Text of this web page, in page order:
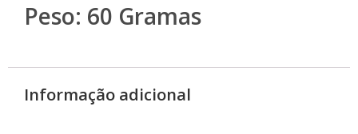
Peso: 60 Gramas
Informação adicional